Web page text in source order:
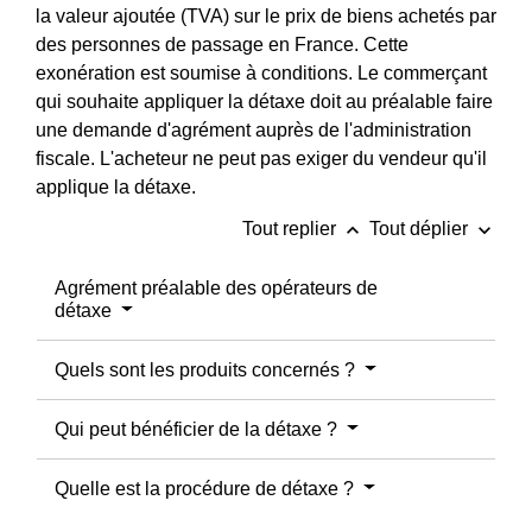
la valeur ajoutée (TVA) sur le prix de biens achetés par
des personnes de passage en France. Cette
exonération est soumise à conditions. Le commerçant
qui souhaite appliquer la détaxe doit au préalable faire
une demande d'agrément auprès de l'administration
fiscale. L'acheteur ne peut pas exiger du vendeur qu'il
applique la détaxe.
Tout replier keyboard_arrow_up Tout déplier keyboard_arrow_down
Agrément préalable des opérateurs de
détaxe
Quels sont les produits concernés ?
Qui peut bénéficier de la détaxe ?
Quelle est la procédure de détaxe ?